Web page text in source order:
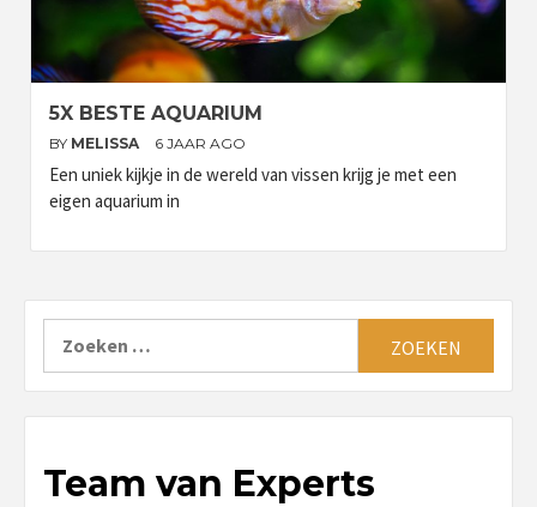
5X BESTE AQUARIUM
BY MELISSA 6 JAAR AGO
Een uniek kijkje in de wereld van vissen krijg je met een
eigen aquarium in
Team van Experts